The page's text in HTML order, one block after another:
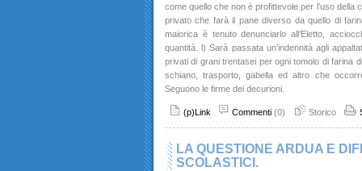
come quello che non è profittevole per l’uso della
privato che farà il pane diverso da quello di
maiorica è tenuto denunciarlo all’Eletto,
quantità. l) Sarà passata un’indennità agli
privati di grani trentasei per ogni tomolo di farina
schiano, trasporto, gabella ed altro che
Seguono le firme dei decurioni.
(p)Link Commenti (0) Storico
LA QUESTIONE ARDUA E
SCOLASTICI.